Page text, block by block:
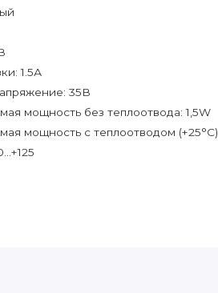
1.5А
35В
мощность без теплоотвода: 1,5W
мощность с теплоотводом